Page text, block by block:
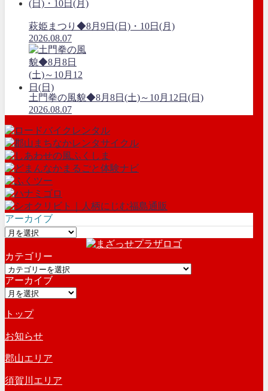
萩姫まつり◆8月9日(日)・10日(月)
2026.08.07
土門拳の風貌◆8月8日(土)～10月12日(日)
2026.08.07
アーカイブ
ア
カ
イ
ブ
カテゴリー
カ
テ
ゴ
ー
アーカイブ
ア
カ
イ
ブ
トップ
お知らせ
郡山エリア
須賀川エリア